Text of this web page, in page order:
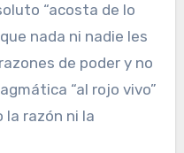
“acosta de lo
nada ni nadie les
de poder y no
“al rojo vivo”
la razón ni la